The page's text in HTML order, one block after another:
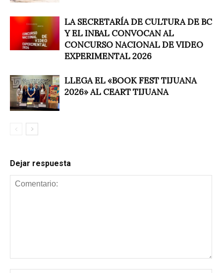
LA SECRETARÍA DE CULTURA DE BC
Y EL INBAL CONVOCAN AL
CONCURSO NACIONAL DE VIDEO
EXPERIMENTAL 2026
LLEGA EL «BOOK FEST TIJUANA
2026» AL CEART TIJUANA
Dejar respuesta